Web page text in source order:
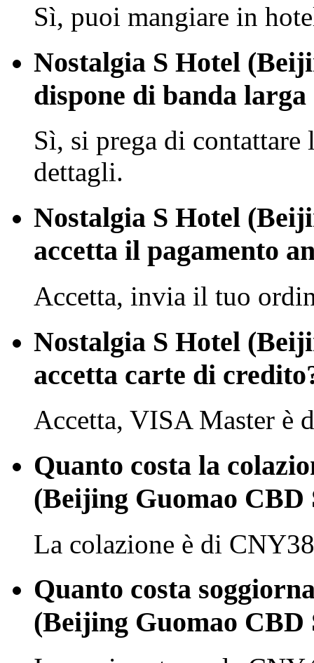
Sì, puoi mangiare in
Nostalgia S Hotel
dispone di banda
Sì, si prega di
dettagli.
Nostalgia S Hotel
accetta il pagamento
Accetta, invia il tuo
Nostalgia S Hotel
accetta carte di
Accetta, VISA Master è
Quanto costa la
(Beijing Guomao CBD
La colazione è di
Quanto costa
(Beijing Guomao CBD